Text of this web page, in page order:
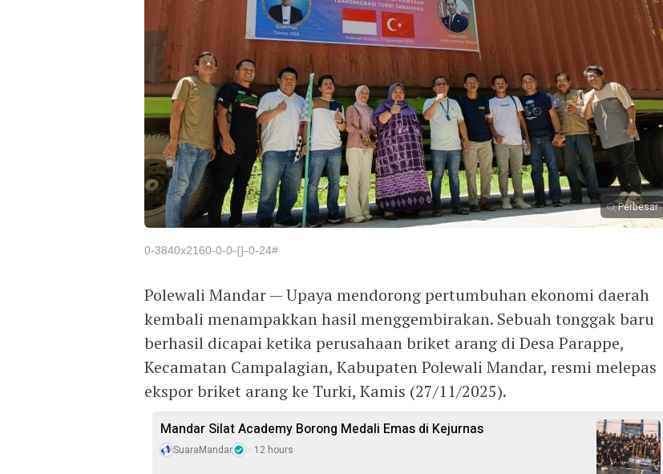
Perbesar
0-3840x2160-0-0-{}-0-24#
Polewali Mandar — Upaya mendorong pertumbuhan ekonomi daerah
kembali menampakkan hasil menggembirakan. Sebuah tonggak baru
berhasil dicapai ketika perusahaan briket arang di Desa Parappe,
Kecamatan Campalagian, Kabupaten Polewali Mandar, resmi melepas
ekspor briket arang ke Turki, Kamis (27/11/2025).
Mandar Silat Academy Borong Medali Emas di Kejurnas
SuaraMandar 12 hours